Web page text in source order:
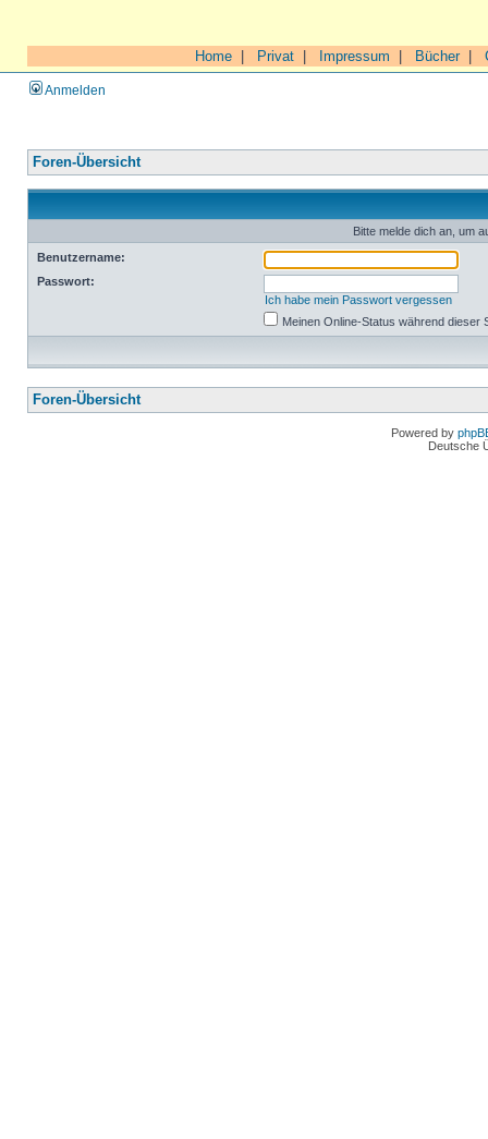
Home Privat Impressum Bücher|
Anmelden
Foren-Übersicht
Bitte melde dich an, um
Benutzername:
Passwort:
Ich habe mein Passwort vergessen
Meinen Online-Status während dieser
Foren-Übersicht
Powered by
Deutsche